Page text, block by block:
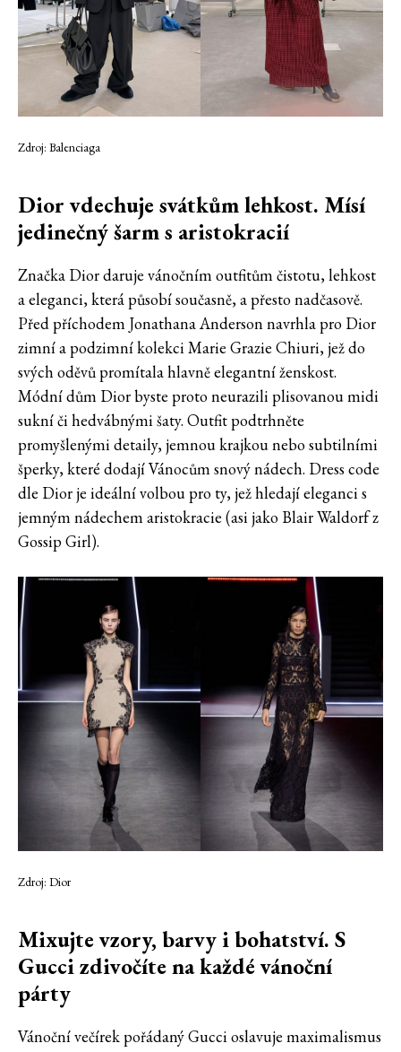
Zdroj: Balenciaga
Dior vdechuje svátkům lehkost. Mísí
jedinečný šarm s aristokracií
Značka Dior daruje vánočním outfitům čistotu, lehkost
a eleganci, která působí současně, a přesto nadčasově.
Před příchodem Jonathana Anderson navrhla pro Dior
zimní a podzimní kolekci Marie Grazie Chiuri, jež do
svých oděvů promítala hlavně elegantní ženskost.
Módní dům Dior byste proto neurazili plisovanou midi
sukní či hedvábnými šaty. Outfit podtrhněte
promyšlenými detaily, jemnou krajkou nebo subtilními
šperky, které dodají Vánocům snový nádech. Dress code
dle Dior je ideální volbou pro ty, jež hledají eleganci s
jemným nádechem aristokracie (asi jako Blair Waldorf z
Gossip Girl).
Zdroj: Dior
Mixujte vzory, barvy i bohatství. S
Gucci zdivočíte na každé vánoční
párty
Vánoční večírek pořádaný Gucci oslavuje maximalismus